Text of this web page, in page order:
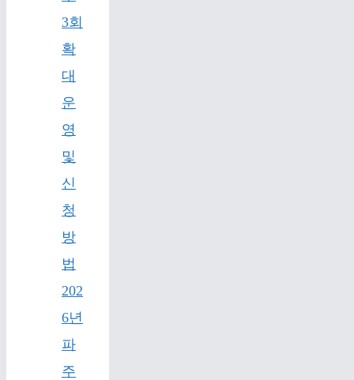
3회
확
대
운
영
및
신
청
방
법
202
6년
파
주